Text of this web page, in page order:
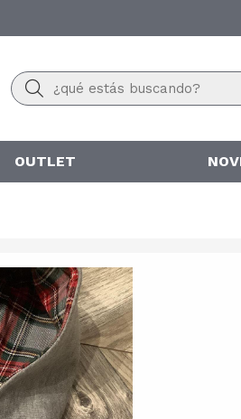
Buscar
OUTLET